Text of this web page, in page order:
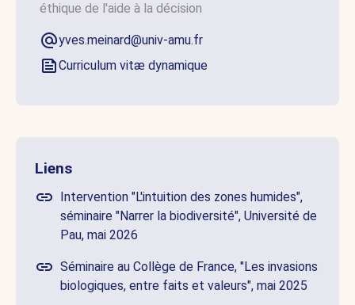
éthique de l'aide à la décision
yves.meinard@univ-amu.fr
Curriculum vitæ dynamique
Liens
Intervention "L'intuition des zones humides",
séminaire "Narrer la biodiversité", Université de
Pau, mai 2026
Séminaire au Collège de France, "Les invasions
biologiques, entre faits et valeurs", mai 2025